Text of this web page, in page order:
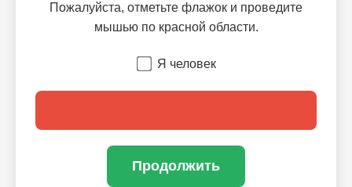
Пожалуйста, отметьте флажок и проведите
мышью по красной области.
Я человек
Продолжить